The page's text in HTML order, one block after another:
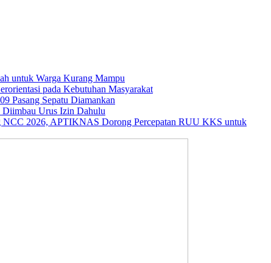
untuk Warga Kurang Mampu
pada Kebutuhan Masyarakat
Pasang Sepatu Diamankan
Diimbau Urus Izin Dahulu
NCC 2026, APTIKNAS Dorong Percepatan RUU KKS untuk